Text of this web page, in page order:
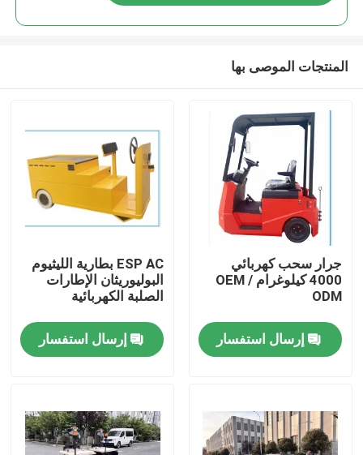
بيت
أشرطة فيديو
المنتجات الموصى بها
جرار سحب كهربائي
4000 كيلوغرام OEM /
ODM
إرسال استفسار
ESP AC بطارية الليثيوم
البوليوريثان الإطارات
الصلبة الكهربائية
إرسال استفسار